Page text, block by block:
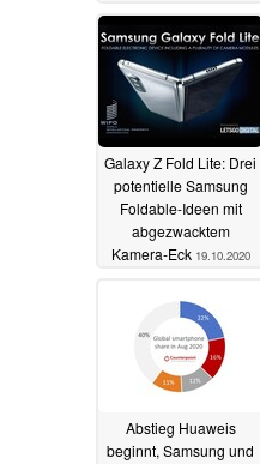
31.10.2020
Galaxy Z Fold Lite: Drei
potentielle Samsung
Foldable-Ideen mit
abgezwacktem
Kamera-Eck 19.10.2020
Abstieg Huaweis
beginnt, Samsung und